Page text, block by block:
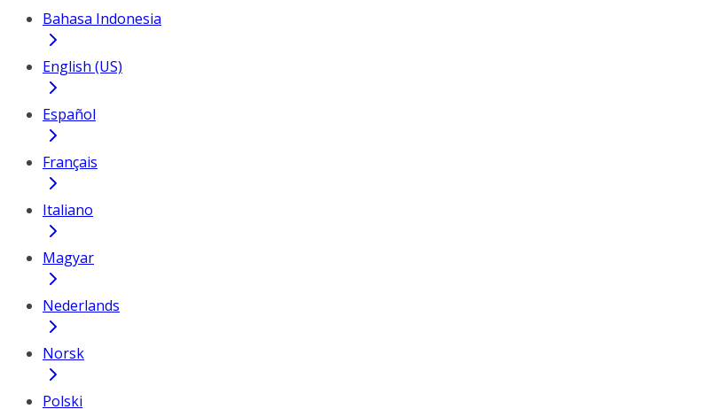
Bahasa Indonesia
English (US)
Español
Français
Italiano
Magyar
Nederlands
Norsk
Polski